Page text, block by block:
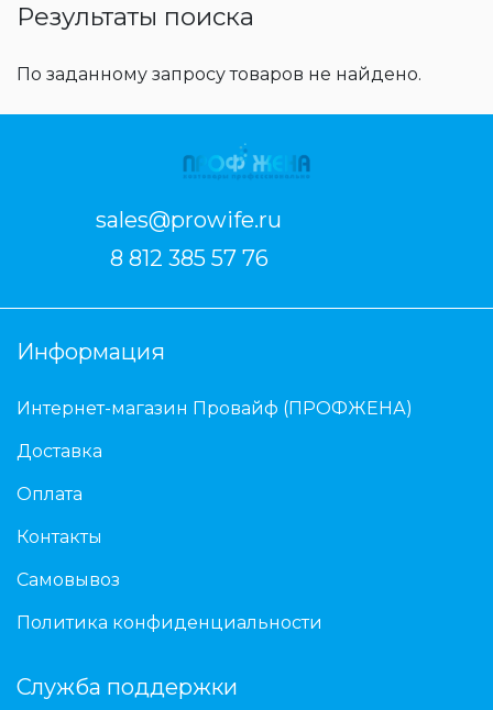
Результаты поиска
По заданному запросу товаров не найдено.
sales@prowife.ru
8 812 385 57 76
Информация
Интернет-магазин Провайф (ПРОФЖЕНА)
Доставка
Оплата
Контакты
Самовывоз
Политика конфиденциальности
Служба поддержки